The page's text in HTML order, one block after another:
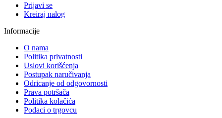
Prijavi se
Kreiraj nalog
Informacije
O nama
Politika privatnosti
Uslovi korišćenja
Postupak naručivanja
Odricanje od odgovornosti
Prava potršača
Politika kolačića
Podaci o trgovcu